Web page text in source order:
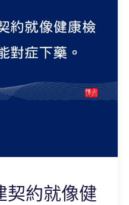
契約就像健